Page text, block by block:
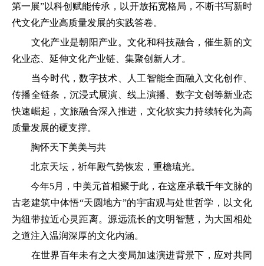
第一展”以科创赋能传承，以开放拓宽格局，不断书写新时
代文化产业高质量发展的实践答卷。
文化产业是朝阳产业。文化和科技融合，催生新的文
化业态、延伸文化产业链、集聚创新人才。
当今时代，数字技术、人工智能全面融入文化创作、
传播全链条，沉浸式展演、线上演播、数字文创等新业态
快速崛起，文旅融合深入推进，文化软实力持续转化为高
质量发展的硬支撑。
胸怀天下美美与共
北京天坛，祈年殿气势恢宏，重檐琉光。
今年5月，中美元首相聚于此，在这座承载千年文脉的
古老建筑中体悟“天圆地方”的宇宙观与处世哲学，以文化
为纽带拉近心灵距离。源远流长的文明智慧，为大国相处
之道注入温润深厚的文化内涵。
在世界百年未有之大变局加速演进背景下，应对共同